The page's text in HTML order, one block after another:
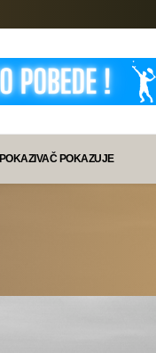
POKAZIVAČ POKAZUJE